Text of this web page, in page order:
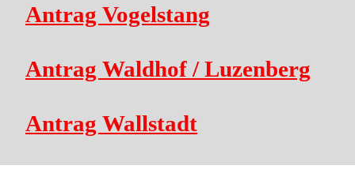
Antrag Vogelstang
Antrag Waldhof / Luzenberg
Antrag Wallstadt